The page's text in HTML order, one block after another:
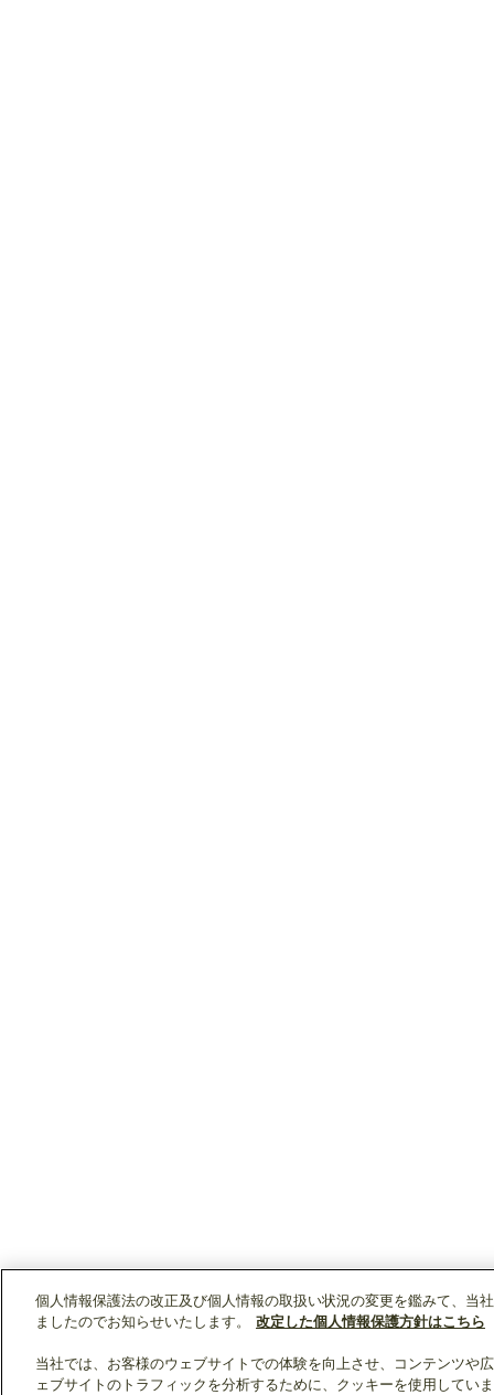
個人情報保護法の改正及び個人情報の取扱い状況の変更を鑑みて、当
ましたのでお知らせいたします。
改定した個人情報保護方針はこちら
当社では、お客様のウェブサイトでの体験を向上させ、コンテンツや
ェブサイトのトラフィックを分析するために、クッキーを使用してい